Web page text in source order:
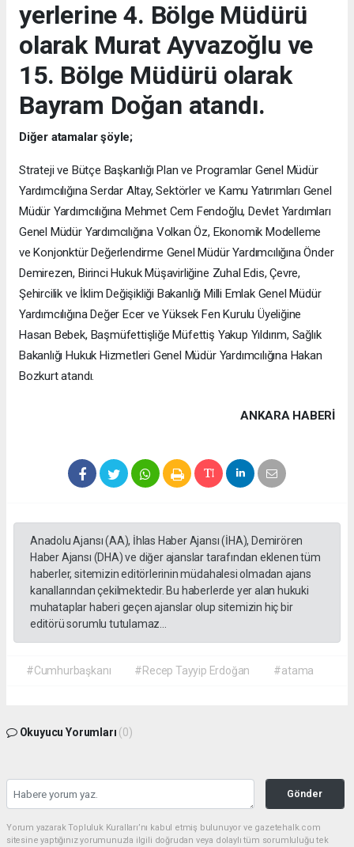
yerlerine 4. Bölge Müdürü
olarak Murat Ayvazoğlu ve
15. Bölge Müdürü olarak
Bayram Doğan atandı.
Diğer atamalar şöyle;
Strateji ve Bütçe Başkanlığı Plan ve Programlar Genel Müdür
Yardımcılığına Serdar Altay, Sektörler ve Kamu Yatırımları Genel
Müdür Yardımcılığına Mehmet Cem Fendoğlu, Devlet Yardımları
Genel Müdür Yardımcılığına Volkan Öz, Ekonomik Modelleme
ve Konjonktür Değerlendirme Genel Müdür Yardımcılığına Önder
Demirezen, Birinci Hukuk Müşavirliğine Zuhal Edis, Çevre,
Şehircilik ve İklim Değişikliği Bakanlığı Milli Emlak Genel Müdür
Yardımcılığına Değer Ecer ve Yüksek Fen Kurulu Üyeliğine
Hasan Bebek, Başmüfettişliğe Müfettiş Yakup Yıldırım, Sağlık
Bakanlığı Hukuk Hizmetleri Genel Müdür Yardımcılığına Hakan
Bozkurt atandı.
ANKARA HABERİ
Anadolu Ajansı (AA), İhlas Haber Ajansı (İHA), Demirören
Haber Ajansı (DHA) ve diğer ajanslar tarafından eklenen tüm
haberler, sitemizin editörlerinin müdahalesi olmadan ajans
kanallarından çekilmektedir. Bu haberlerde yer alan hukuki
muhataplar haberi geçen ajanslar olup sitemizin hiç bir
editörü sorumlu tutulamaz...
#Cumhurbaşkanı #Recep Tayyip Erdoğan #atama
Okuyucu Yorumları (0)
Gönder
Yorum yazarak Topluluk Kuralları’nı kabul etmiş bulunuyor ve gazetehalk.com
sitesine yaptığınız yorumunuzla ilgili doğrudan veya dolaylı tüm sorumluluğu tek